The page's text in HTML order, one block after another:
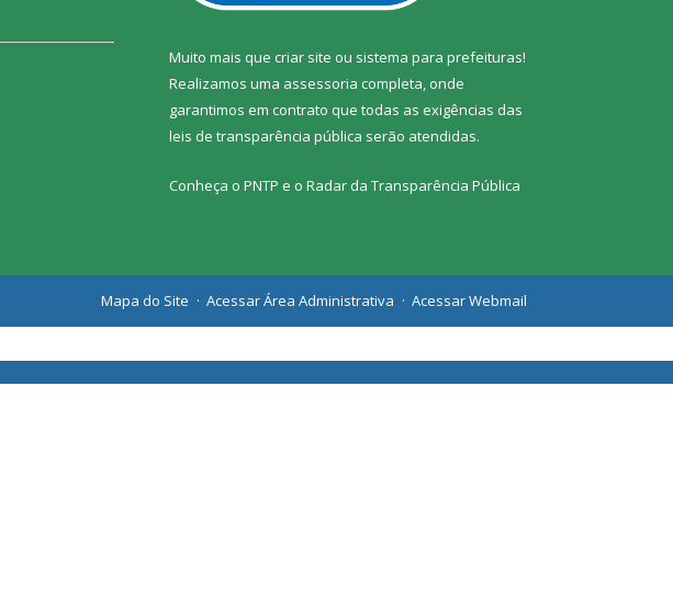
Muito mais que criar site ou sistema para prefeituras!
Realizamos uma assessoria completa, onde
garantimos em contrato que todas as exigências das
leis de transparência pública serão atendidas.
Conheça o PNTP e o Radar da Transparência Pública
Mapa do Site Acessar Área Administrativa Acessar Webmail